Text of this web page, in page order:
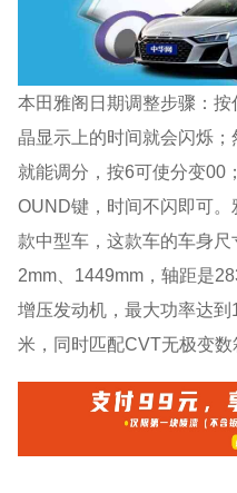
本田雅阁日期调整步骤：
晶显示上的时间就会闪烁
就能调分，按6可使分变00
OUND键，时间不闪即可
款中型车，这款车的车身
2mm、1449mm，轴距是
增压发动机，最大功率达
米，同时匹配CVT无极变数